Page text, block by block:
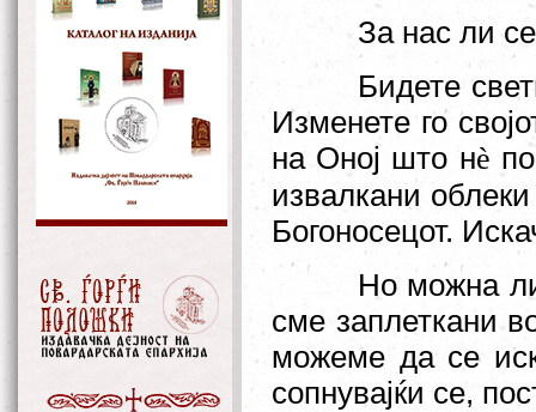
За нас ли
Бидете
Изменете го
на Оној што нè
извалкани
Богоносецот.
Но можна
сме заплеткани
можеме да се
сопнувајќи се,